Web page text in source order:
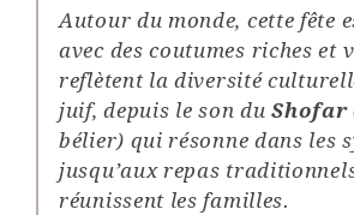
Autour du monde, cette fête
avec des coutumes riches et
reflètent la diversité
juif, depuis le son duShofar
bélier) qui résonne dans les
jusqu’aux repas
réunissent les familles.